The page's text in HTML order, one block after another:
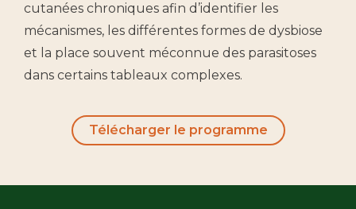
cutanées chroniques afin d’identifier les
mécanismes, les différentes formes de dysbiose
et la place souvent méconnue des parasitoses
dans certains tableaux complexes.
Télécharger le programme